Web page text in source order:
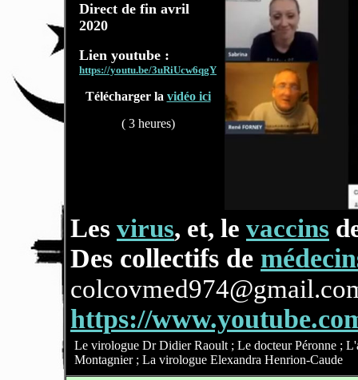
Direct de fin avril
2020
Lien youtube :
https://youtu.be/3uRiUcw6qgY
Télécharger la vidéo ici
( 3 heures)
Les virus, et, le vaccins
Des collectifs de
https://
Le virologue Dr Didier Raoult ; Le docteur Péronne ;
Montagnier ; La virologue Elexandra Henrion-Caude